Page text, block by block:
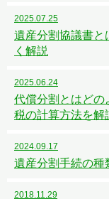
2025.07.25
遺産分割協議書と
く解説
2025.06.24
代償分割とはどの
税の計算方法を解
2024.09.17
遺産分割手続の種
2018.11.29